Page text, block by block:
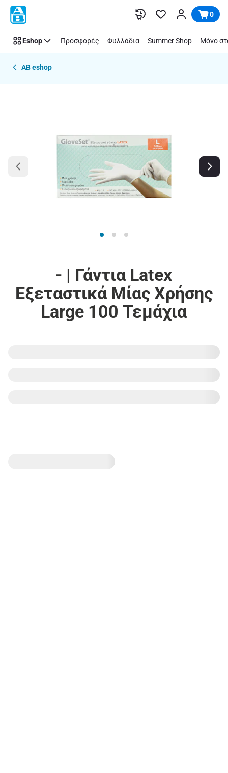
Παράλειψη 0
Eshop Προσφορές Φυλλάδια Summer Shop Μόνο
AB eshop
- | Γάντια Latex
Εξεταστικά Μίας Χρήσης
Large 100 Τεμάχια